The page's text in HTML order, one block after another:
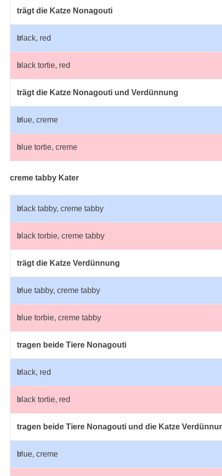
trägt die Katze Nonagouti
♂
black, red
♀
black tortie, red
trägt die Katze Nonagouti und Verdünnung
♂
blue, creme
♀
blue tortie, creme
creme tabby Kater
♂
black tabby, creme tabby
♀
black torbie, creme tabby
trägt die Katze Verdünnung
♂
blue tabby, creme tabby
♀
blue torbie, creme tabby
tragen beide Tiere Nonagouti
♂
black, red
♀
black tortie, red
tragen beide Tiere Nonagouti und die Katze
♂
blue, creme